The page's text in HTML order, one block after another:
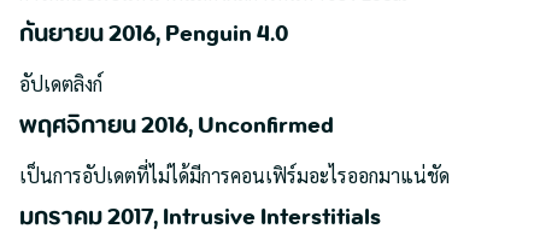
กันยายน 2016, Penguin 4.0
อัปเดตลิงก์
พฤศจิกายน 2016, Unconfirmed
เป็นการอัปเดตที่ไม่ได้มีการคอนเฟิร์มอะไรออกมาแน่ชัด
มกราคม 2017, Intrusive Interstitials